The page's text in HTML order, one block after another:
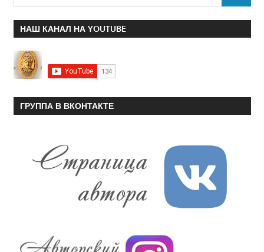
НАШ КАНАЛ НА YOUTUBE
ГРУППА В ВКОНТАКТЕ